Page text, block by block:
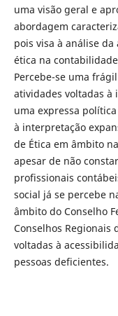
uma visão geral e
abordagem
pois visa à análise
ética na
Percebe-se uma
atividades voltadas à
uma expressa
à interpretação
de Ética em âmbito
apesar de não
profissionais
social já se percebe
âmbito do Conselho
Conselhos Regionais
voltadas à
pessoas deficientes.